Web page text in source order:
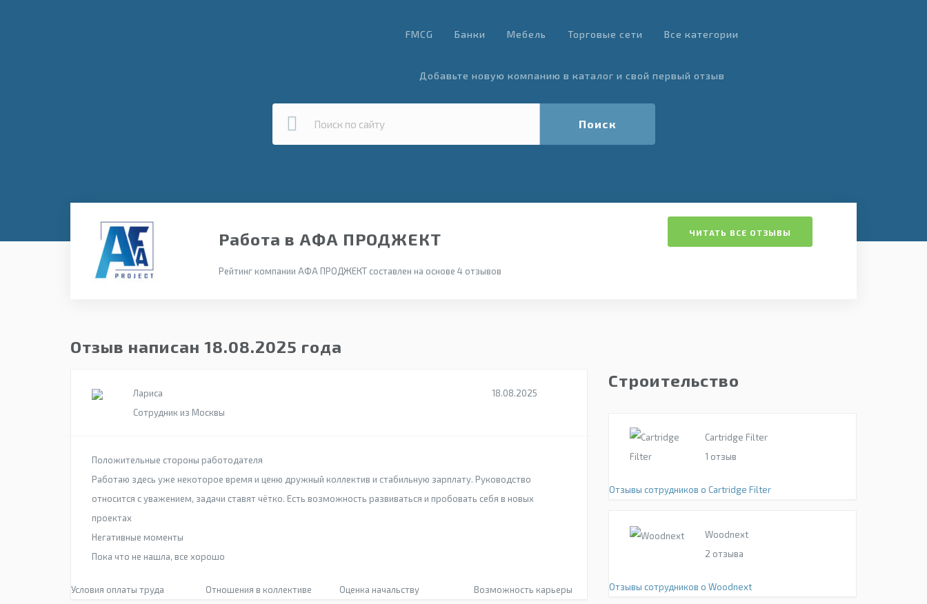
FMCG Банки Мебель Торговые сети Все категории
Добавьте новую компанию в каталог и свой первый отзыв
Поиск
Работа в АФА ПРОДЖЕКТ
Рейтинг компании АФА ПРОДЖЕКТ составлен на основе 4 отзывов
ЧИТАТЬ ВСЕ ОТЗЫВЫ
Отзыв написан 18.08.2025 года
Лариса
Сотрудник из Москвы
18.08.2025
Положительные стороны работодателя
Работаю здесь уже некоторое время и ценю дружный коллектив и стабильную зарплату. Руководство
относится с уважением, задачи ставят чётко. Есть возможность развиваться и пробовать себя в новых
проектах
Негативные моменты
Пока что не нашла, все хорошо
Условия оплаты труда Отношения в коллективе Оценка начальству Возможность карьеры
Строительство
Cartridge Filter
1 отзыв
Отзывы сотрудников о Cartridge Filter
Woodnext
2 отзыва
Отзывы сотрудников о Woodnext